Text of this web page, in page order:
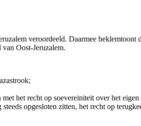
veroordeeld. Daarmee beklemtoont
Oost-Jeruzalem.
het recht op soevereiniteit over het
opgesloten zitten, het recht op